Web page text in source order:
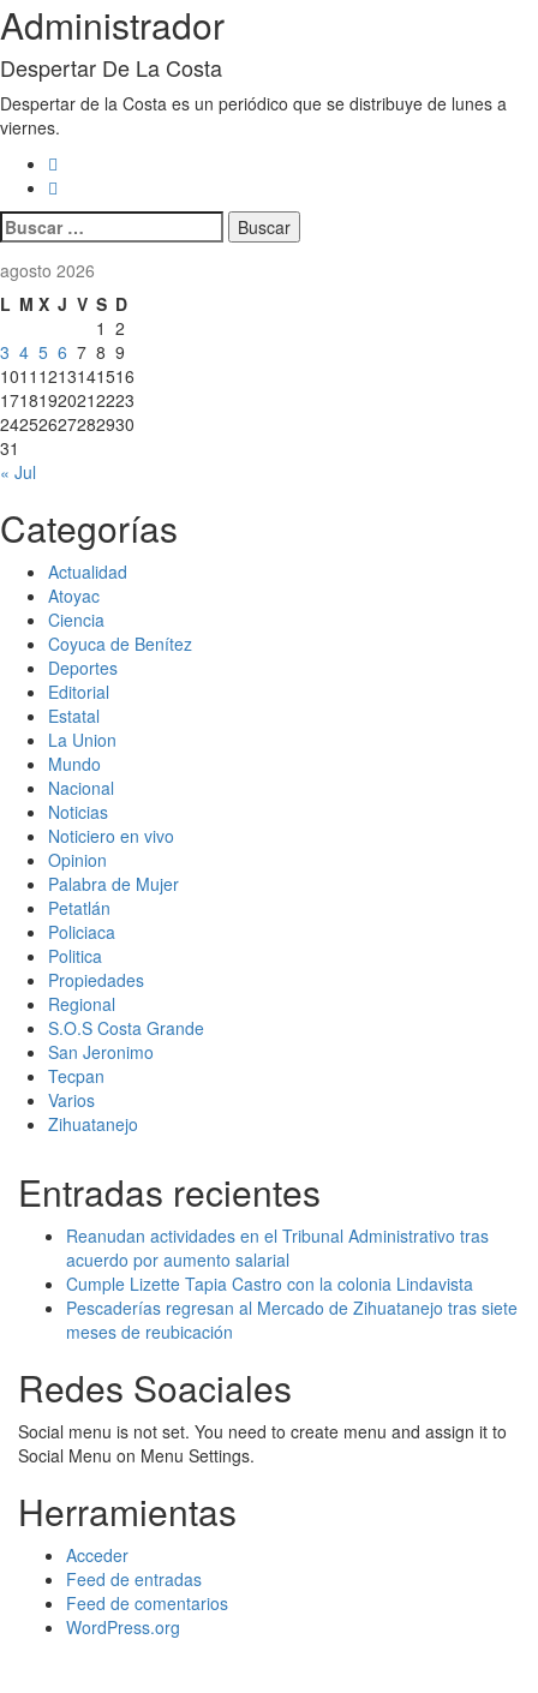
Administrador
Despertar De La Costa
Despertar de la Costa es un periódico que se distribuye de lunes a
viernes.
Buscar:
agosto 2026
L M X J V S D
1 2
3 4 5 6 7 8 9
1011 1213141516
17181920212223
24252627282930
31
« Jul
Categorías
Actualidad
Atoyac
Ciencia
Coyuca de Benítez
Deportes
Editorial
Estatal
La Union
Mundo
Nacional
Noticias
Noticiero en vivo
Opinion
Palabra de Mujer
Petatlán
Policiaca
Politica
Propiedades
Regional
S.O.S Costa Grande
San Jeronimo
Tecpan
Varios
Zihuatanejo
Entradas recientes
Reanudan actividades en el Tribunal Administrativo tras
acuerdo por aumento salarial
Cumple Lizette Tapia Castro con la colonia Lindavista
Pescaderías regresan al Mercado de Zihuatanejo tras siete
meses de reubicación
Redes Soaciales
Social menu is not set. You need to create menu and assign it to
Social Menu on Menu Settings.
Herramientas
Acceder
Feed de entradas
Feed de comentarios
WordPress.org